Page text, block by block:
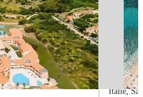
Itálie,